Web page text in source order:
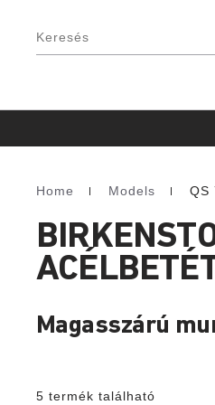
Keresés
Homepage
Home Models QS
Magasszárú
5 termék található